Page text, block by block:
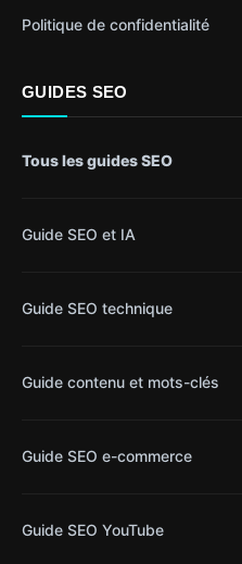
Politique de confidentialité
GUIDES SEO
Tous les guides SEO
Guide SEO et IA
Guide SEO technique
Guide contenu et mots-clés
Guide SEO e-commerce
Guide SEO YouTube